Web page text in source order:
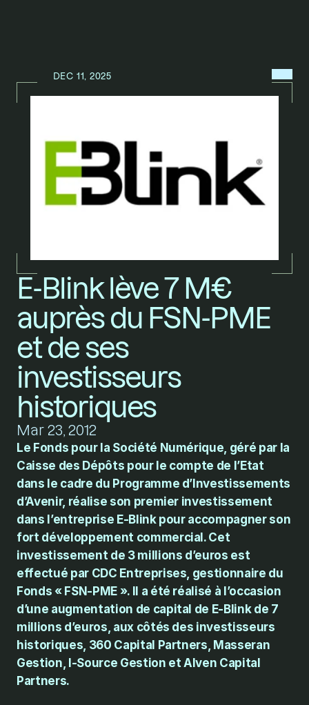
NEW
DEC 11, 2025
E-Blink lève 7 M€
auprès du FSN-PME
et de ses
investisseurs
historiques
Mar 23, 2012
Le Fonds pour la Société Numérique, géré par la
Caisse des Dépôts pour le compte de l’Etat
dans le cadre du Programme d’Investissements
d’Avenir, réalise son premier investissement
dans l’entreprise E-Blink pour accompagner son
fort développement commercial. Cet
investissement de 3 millions d’euros est
effectué par CDC Entreprises, gestionnaire du
Fonds « FSN-PME ». Il a été réalisé à l’occasion
d’une augmentation de capital de E-Blink de 7
millions d’euros, aux côtés des investisseurs
historiques, 360 Capital Partners, Masseran
Gestion, I-Source Gestion et Alven Capital
Partners.